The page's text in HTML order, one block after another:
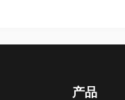
产品